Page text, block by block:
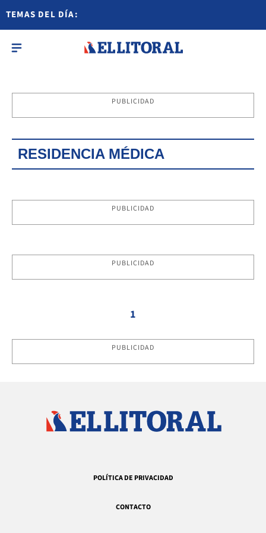
TEMAS DEL DÍA:
PUBLICIDAD
RESIDENCIA MÉDICA
PUBLICIDAD
PUBLICIDAD
1
PUBLICIDAD
POLÍTICA DE PRIVACIDAD
CONTACTO